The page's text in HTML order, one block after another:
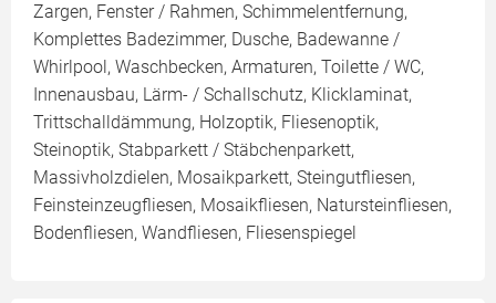
Zargen, Fenster / Rahmen, Schimmelentfernung,
Komplettes Badezimmer, Dusche, Badewanne /
Whirlpool, Waschbecken, Armaturen, Toilette / WC,
Innenausbau, Lärm- / Schallschutz, Klicklaminat,
Trittschalldämmung, Holzoptik, Fliesenoptik,
Steinoptik, Stabparkett / Stäbchenparkett,
Massivholzdielen, Mosaikparkett, Steingutfliesen,
Feinsteinzeugfliesen, Mosaikfliesen, Natursteinfliesen,
Bodenfliesen, Wandfliesen, Fliesenspiegel